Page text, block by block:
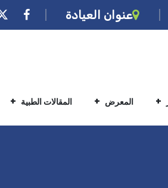
عنوان العيادة
المعرض المقالات الطبية